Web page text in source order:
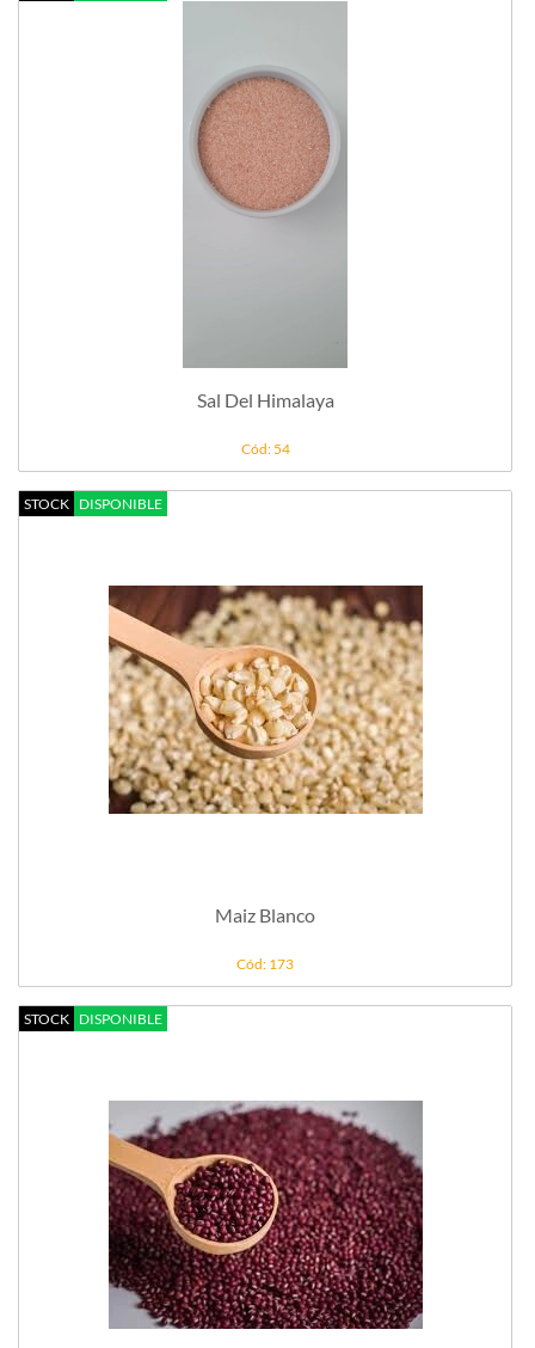
Sal Del Himalaya
Cód: 54
STOCK DISPONIBLE
Maiz Blanco
Cód: 173
STOCK DISPONIBLE